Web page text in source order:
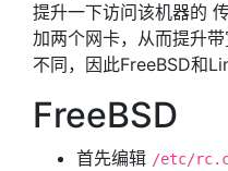
提升一下访问该机器的
加两个网卡，从而提升
不同，因此FreeBSD和
FreeBSD
首先编辑 /etc/